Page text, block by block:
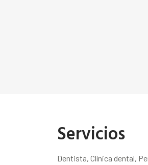
Servicios
Dentista, Clínica dental,